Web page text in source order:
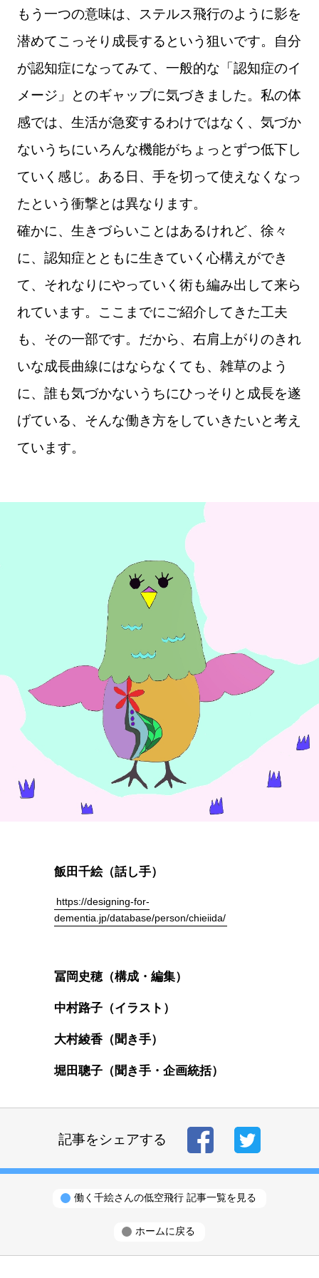
もう一つの意味は、ステルス飛行のように影を
潜めてこっそり成長するという狙いです。自分
が認知症になってみて、一般的な「認知症のイ
メージ」とのギャップに気づきました。私の体
感では、生活が急変するわけではなく、気づか
ないうちにいろんな機能がちょっとずつ低下し
ていく感じ。ある日、手を切って使えなくなっ
たという衝撃とは異なります。
確かに、生きづらいことはあるけれど、徐々
に、認知症とともに生きていく心構えができ
て、それなりにやっていく術も編み出して来ら
れています。ここまでにご紹介してきた工夫
も、その一部です。だから、右肩上がりのきれ
いな成長曲線にはならなくても、雑草のよう
に、誰も気づかないうちにひっそりと成長を遂
げている、そんな働き方をしていきたいと考え
ています。
飯田千絵（話し手）
https://designing-for-
dementia.jp/database/person/chieiida/
冨岡史穂（構成・編集）
中村路子（イラスト）
大村綾香（聞き手）
堀田聰子（聞き手・企画統括）
記事をシェアする
働く千絵さんの低空飛行 記事一覧を見る
ホームに戻る